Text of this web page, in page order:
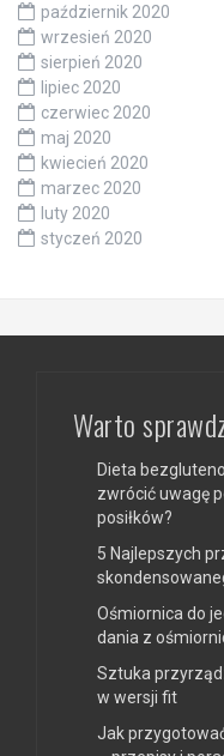
październik 2020
wrzesień 2020
sierpień 2020
lipiec 2020
czerwiec 2020
maj 2020
kwiecień 2020
marzec 2020
luty 2020
styczeń 2020
Warto
Dieta
zwrócić uwagę
posiłków?
5 Najlepszych
Ośmiornica do
dania z
Sztuka
w wersji fit
Jak